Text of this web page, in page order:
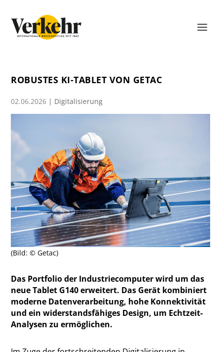
ROBUSTES KI-TABLET VON GETAC
02.06.2026 | Digitalisierung
(Bild: © Getac)
Das Portfolio der Industriecomputer wird um das
neue Tablet G140 erweitert. Das Gerät kombiniert
moderne Datenverarbeitung, hohe Konnektivität
und ein widerstandsfähiges Design, um Echtzeit-
Analysen zu ermöglichen.